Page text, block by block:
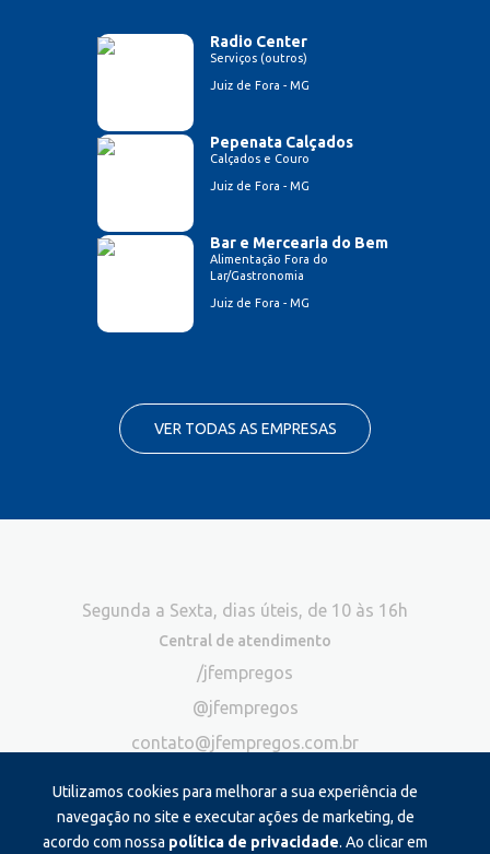
Radio Center
Serviços (outros)
Juiz de Fora - MG
Pepenata Calçados
Calçados e Couro
Juiz de Fora - MG
Bar e Mercearia do Bem
Alimentação Fora do
Lar/Gastronomia
Juiz de Fora - MG
VER TODAS AS EMPRESAS
Utilizamos cookies para melhorar a sua experiência de
navegação no site e executar ações de marketing, de
acordo com nossa política de privacidade. Ao clicar em
Segunda a Sexta, dias úteis, de 10 às 16h
Central de atendimento
/jfempregos
@jfempregos
contato@jfempregos.com.br
Publicidade
*Exclusivo para atendimento via chat. Não atendemos ligações neste